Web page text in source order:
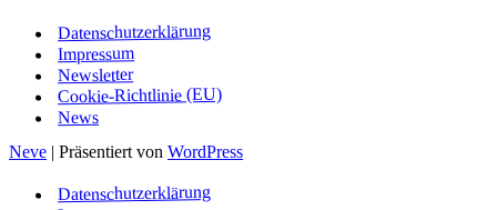
Datenschutzerklärung
Impressum
Newsletter
Cookie-Richtlinie (EU)
News
Neve | Präsentiert von WordPress
Datenschutzerklärung